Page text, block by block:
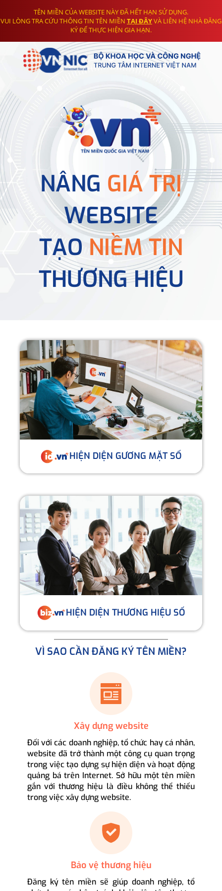
TÊN MIỀN CỦA WEBSITE NÀY ĐÃ HẾT HẠN SỬ DỤNG.
VUI LÒNG TRA CỨU THÔNG TIN TÊN MIỀN TẠI ĐÂYVÀ LIÊN HỆ NHÀ ĐĂNG
KÝ ĐỂ THỰC HIỆN GIA HẠN.
NÂNG GIÁ TRỊ
WEBSITE
TẠONIỀM TIN
THƯƠNG HIỆU
HIỆN DIỆN GƯƠNG MẶT SỐ
HIỆN DIỆN THƯƠNG HIỆU SỐ
VÌ SAO CẦN ĐĂNG KÝ TÊN MIỀN?
Xây dựng website
Đối với các doanh nghiệp, tổ chức hay cá nhân,
website đã trở thành một công cụ quan trọng
trong việc tạo dựng sự hiện diện và hoạt động
quảng bá trên Internet. Sở hữu một tên miền
gắn với thương hiệu là điều không thể thiếu
trong việc xây dựng website.
Bảo vệ thương hiệu
Đăng ký tên miền sẽ giúp doanh nghiệp, tổ